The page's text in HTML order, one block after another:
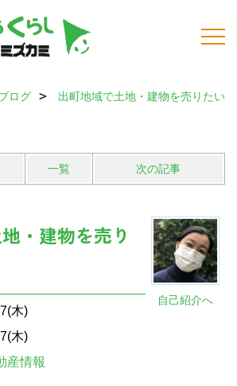
ログ 出町地域で土地・建物を売りたい
一覧 次の記事
自己紹介へ
・建物を売り
木)
木)
産情報